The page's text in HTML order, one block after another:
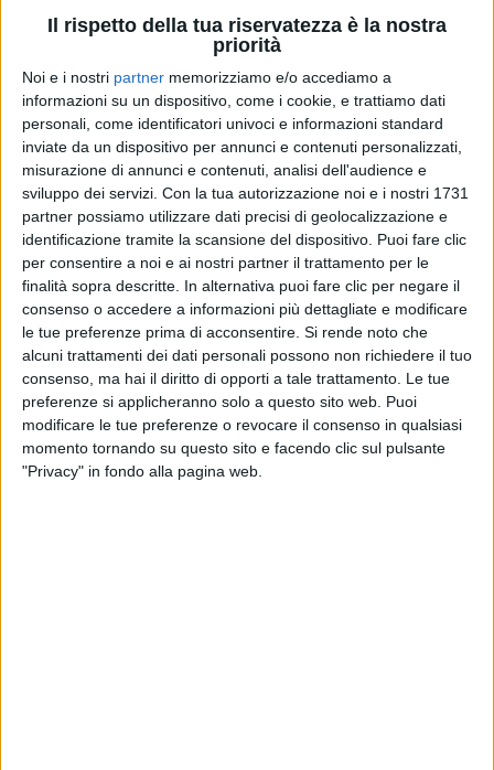
Il rispetto della tua riservatezza è la nostra
priorità
Noi e i nostri partner memorizziamo e/o accediamo a
informazioni su un dispositivo, come i cookie, e trattiamo dati
personali, come identificatori univoci e informazioni standard
inviate da un dispositivo per annunci e contenuti personalizzati,
misurazione di annunci e contenuti, analisi dell'audience e
sviluppo dei servizi. Con la tua autorizzazione noi e i nostri 1731
partner possiamo utilizzare dati precisi di geolocalizzazione e
identificazione tramite la scansione del dispositivo. Puoi fare clic
per consentire a noi e ai nostri partner il trattamento per le
finalità sopra descritte. In alternativa puoi fare clic per negare il
consenso o accedere a informazioni più dettagliate e modificare
le tue preferenze prima di acconsentire. Si rende noto che
alcuni trattamenti dei dati personali possono non richiedere il tuo
consenso, ma hai il diritto di opporti a tale trattamento. Le tue
preferenze si applicheranno solo a questo sito web. Puoi
modificare le tue preferenze o revocare il consenso in qualsiasi
momento tornando su questo sito e facendo clic sul pulsante
"Privacy" in fondo alla pagina web.
la loro terza collaborazione. Ecco uno
spoiler
sempre mai”.
SHADE E FEDERICA CARTA, LO SPOILER
DELLA NUOVA CANZONE
Il brano è caratterizzato da sonorità pop-house che
rievocano i primi 2000, secondo una
reinterpretazione estremamente attuale e personale.